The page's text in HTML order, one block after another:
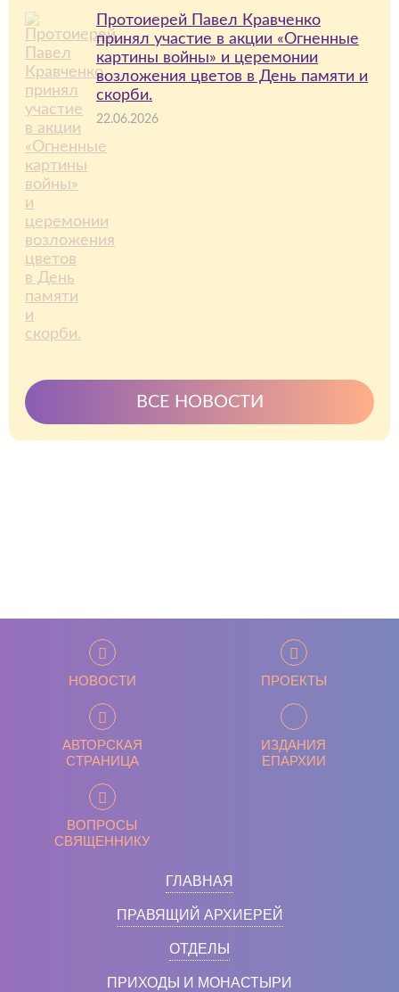
Протоиерей Павел Кравченко
принял участие в акции «Огненные
картины войны» и церемонии
возложения цветов в День памяти и
скорби.
22.06.2026
ВСЕ НОВОСТИ
НОВОСТИ ПРОЕКТЫ
АВТОРСКАЯ
СТРАНИЦА
ИЗДАНИЯ
ЕПАРХИИ
ВОПРОСЫ
СВЯЩЕННИКУ
ГЛАВНАЯ
ПРАВЯЩИЙ АРХИЕРЕЙ
ОТДЕЛЫ
ПРИХОДЫ И МОНАСТЫРИ